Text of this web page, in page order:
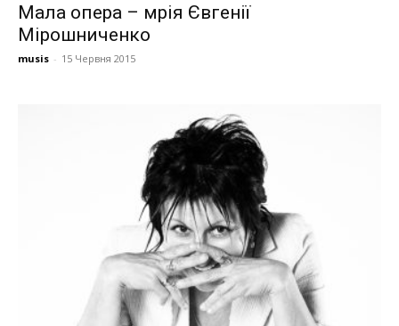
Мала опера – мрія Євгенії
Мірошниченко
musis - 15 Червня 2015